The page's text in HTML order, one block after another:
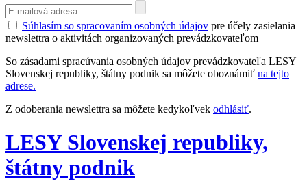
Súhlasím so spracovaním osobných údajov pre účely zasielania
newslettra o aktivitách organizovaných prevádzkovateľom
So zásadami spracúvania osobných údajov prevádzkovateľa LESY
Slovenskej republiky, štátny podnik sa môžete oboznámiť na tejto
adrese.
Z odoberania newslettra sa môžete kedykoľvek odhlásiť.
LESY Slovenskej republiky,
štátny podnik